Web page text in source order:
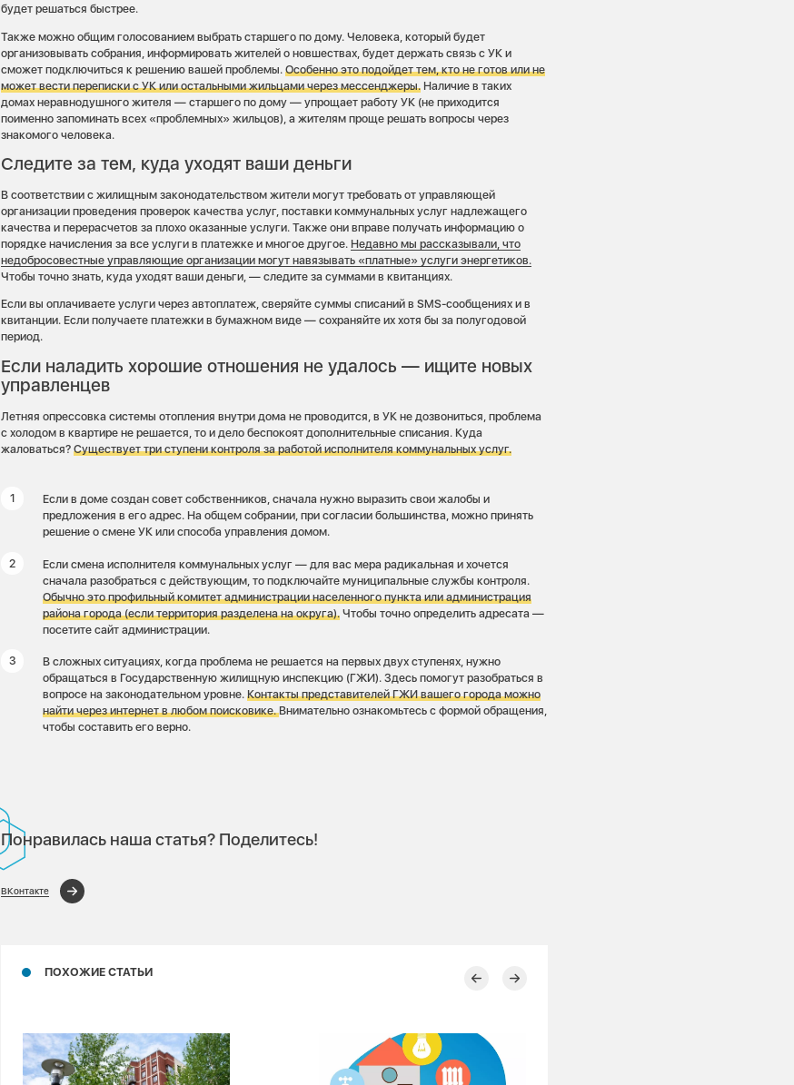
будет решаться быстрее.
Также можно общим голосованием выбрать старшего по дому. Человека, который будет
организовывать собрания, информировать жителей о новшествах, будет держать связь с УК и
сможет подключиться к решению вашей проблемы.Особенно это подойдет тем, кто не готов или не
может вести переписки с УК или остальными жильцами через мессенджеры. Наличие в таких
домах неравнодушного жителя — старшего по дому — упрощает работу УК (не приходится
поименно запоминать всех «проблемных» жильцов), а жителям проще решать вопросы через
знакомого человека.
Следите за тем, куда уходят ваши деньги
В соответствии с жилищным законодательством жители могут требовать от управляющей
организации проведения проверок качества услуг, поставки коммунальных услуг надлежащего
качества и перерасчетов за плохо оказанные услуги. Также они вправе получать информацию о
порядке начисления за все услуги в платежке и многое другое. Недавно мы рассказывали, что
недобросовестные управляющие организации могут навязывать «платные» услуги энергетиков.
Чтобы точно знать, куда уходят ваши деньги, — следите за суммами в квитанциях.
Если вы оплачиваете услуги через автоплатеж, сверяйте суммы списаний в SMS-сообщениях и в
квитанции. Если получаете платежки в бумажном виде — сохраняйте их хотя бы за полугодовой
период.
Если наладить хорошие отношения не удалось — ищите новых
управленцев
Летняя опрессовка системы отопления внутри дома не проводится, в УК не дозвониться, проблема
с холодом в квартире не решается, то и дело беспокоят дополнительные списания. Куда
жаловаться?Существует три ступени контроля за работой исполнителя коммунальных услуг.
Если в доме создан совет собственников, сначала нужно выразить свои жалобы и
предложения в его адрес. На общем собрании, при согласии большинства, можно принять
решение о смене УК или способа управления домом.
Если смена исполнителя коммунальных услуг — для вас мера радикальная и хочется
сначала разобраться с действующим, то подключайте муниципальные службы контроля.
Обычно это профильный комитет администрации населенного пункта или администрация
района города (если территория разделена на округа).Чтобы точно определить адресата —
посетите сайт администрации.
В сложных ситуациях, когда проблема не решается на первых двух ступенях, нужно
обращаться в Государственную жилищную инспекцию (ГЖИ). Здесь помогут разобраться в
вопросе на законодательном уровне. Контакты представителей ГЖИ вашего города можно
найти через интернет в любом поисковике.Внимательно ознакомьтесь с формой обращения,
чтобы составить его верно.
Понравилась наша статья? Поделитесь!
ВКонтакте
ПОХОЖИЕ СТАТЬИ